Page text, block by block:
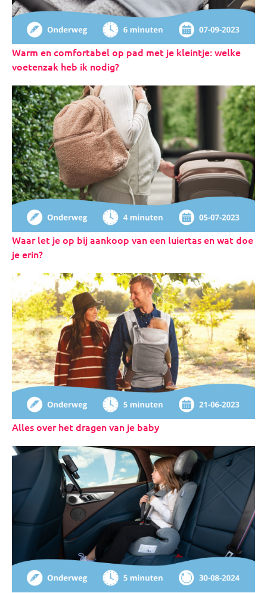
Warm en comfortabel op pad met je kleintje: welke
voetenzak heb ik nodig?
Waar let je op bij aankoop van een luiertas en wat doe
je erin?
Alles over het dragen van je baby